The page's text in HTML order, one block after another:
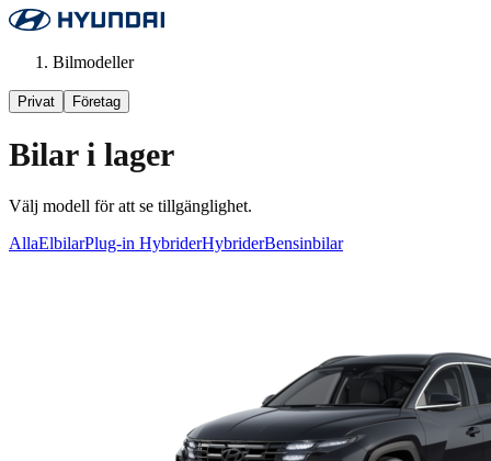
Bilmodeller
Privat Företag
Bilar i lager
Välj modell för att se tillgänglighet.
AllaElbilarPlug-in HybriderHybriderBensinbilar